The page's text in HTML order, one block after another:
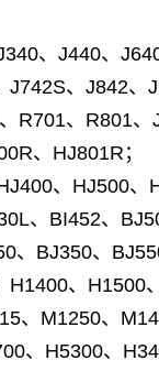
、J440、
J742S、J842、
R701、R801、
、HJ801R；
、HJ500、
、BI452、
、BJ350、
、H1500
、M1250、
、H5300、